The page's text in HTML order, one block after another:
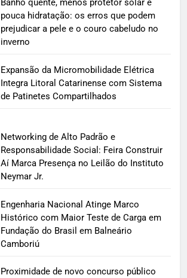
Banho quente, menos protetor solar e
pouca hidratação: os erros que podem
prejudicar a pele e o couro cabeludo no
inverno
Expansão da Micromobilidade Elétrica
Integra Litoral Catarinense com Sistema
de Patinetes Compartilhados
Networking de Alto Padrão e
Responsabilidade Social: Feira Construir
Aí Marca Presença no Leilão do Instituto
Neymar Jr.
Engenharia Nacional Atinge Marco
Histórico com Maior Teste de Carga em
Fundação do Brasil em Balneário
Camboriú
Proximidade de novo concurso público